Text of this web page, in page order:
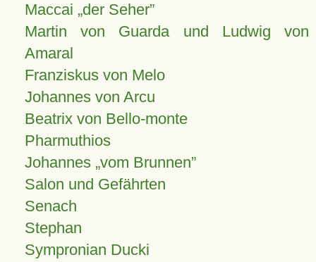
Maccai „der Seher”
Martin von Guarda und Ludwig von
Amaral
Franziskus von Melo
Johannes von Arcu
Beatrix von Bello-monte
Pharmuthios
Johannes vom Brunnen
Salon und Gefährten
Senach
Stephan
Sympronian Ducki